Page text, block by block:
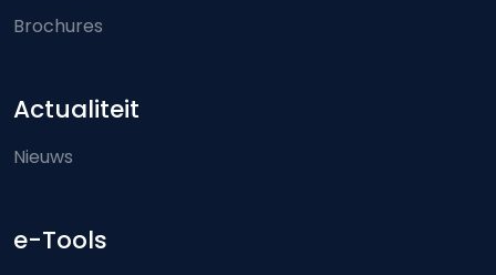
Brochures
Actualiteit
Nieuws
e-Tools